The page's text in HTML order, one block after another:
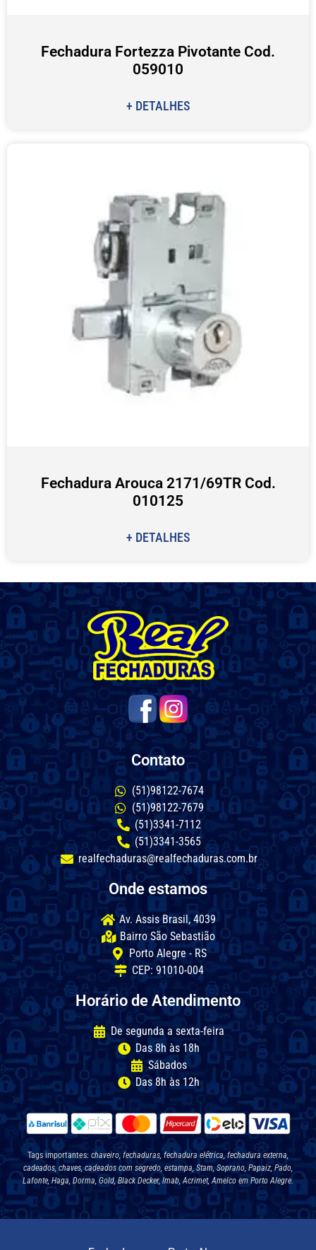
Fechadura Fortezza Pivotante Cod.
059010
+ DETALHES
Fechadura Arouca 2171/69TR Cod.
010125
+ DETALHES
Contato
(51)98122-7674
(51)98122-7679
(51)3341-7112
(51)3341-3565
realfechaduras@realfechaduras.com.br
Onde estamos
Av. Assis Brasil, 4039
Bairro São Sebastião
Porto Alegre - RS
CEP: 91010-004
Horário de Atendimento
De segunda a sexta-feira
Das 8h às 18h
Sábados
Das 8h às 12h
Tags importantes: chaveiro, fechaduras, fechadura elétrica, fechadura externa,
cadeados, chaves, cadeados com segredo, estampa, Stam, Soprano, Papaiz, Pado,
Lafonte, Haga, Dorma, Gold, Black Decker, Imab, Acrimet, Amelco em Porto Alegre.